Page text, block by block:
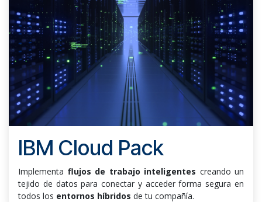
IBM Cloud Pack
Implementa flujos de trabajo inteligentes creando un
tejido de datos para conectar y acceder forma segura en
todos los entornos híbridos de tu compañía.